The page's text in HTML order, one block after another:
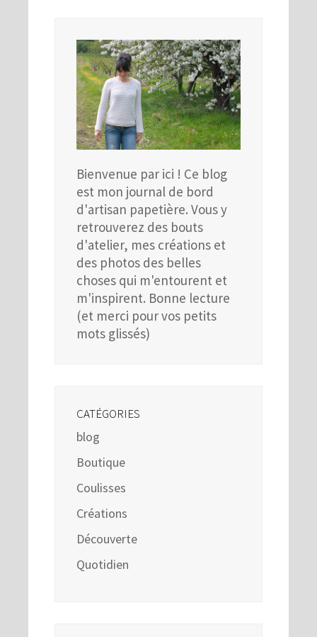
Bienvenue par ici ! Ce blog
est mon journal de bord
d'artisan papetière. Vous y
retrouverez des bouts
d'atelier, mes créations et
des photos des belles
choses qui m'entourent et
m'inspirent. Bonne lecture
(et merci pour vos petits
mots glissés)
CATÉGORIES
blog
Boutique
Coulisses
Créations
Découverte
Quotidien